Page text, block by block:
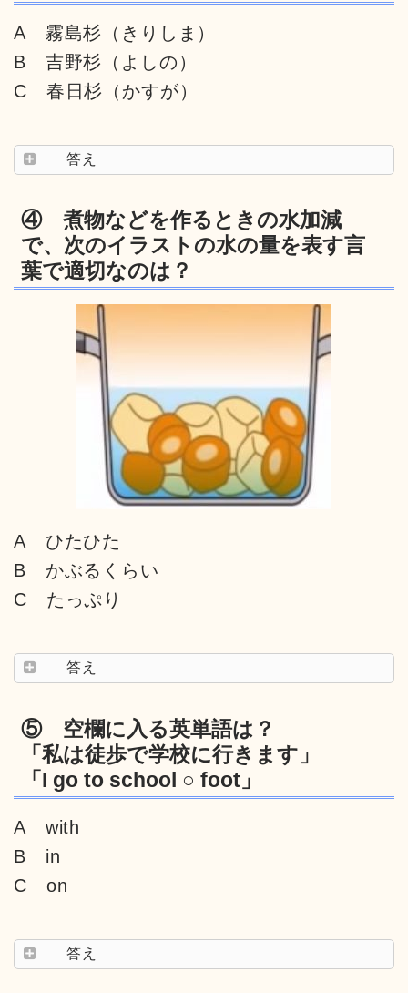
A 霧島杉（きりしま）
B 吉野杉（よしの）
C 春日杉（かすが）
答え
④ 煮物などを作るときの水加減
で、次のイラストの水の量を表す言
葉で適切なのは？
A ひたひた
B かぶるくらい
C たっぷり
答え
⑤ 空欄に入る英単語は？
「私は徒歩で学校に行きます」
「I go to school ○ foot」
A with
B in
C on
答え